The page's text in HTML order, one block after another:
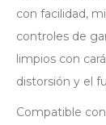
con facilidad,
controles de
limpios con
distorsión y el
Compatible